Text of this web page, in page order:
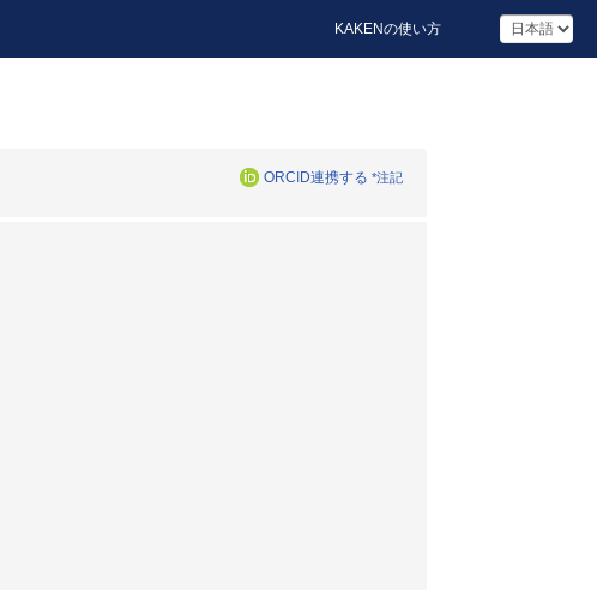
KAKENの使い方
ORCID連携する *注記